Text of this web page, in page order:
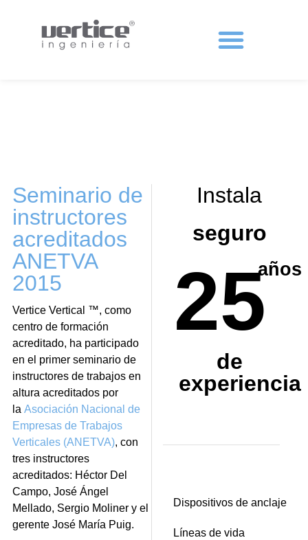
Seminario de
instructores
acreditados
ANETVA
2015
Vertice Vertical ™, como
centro de formación
acreditado, ha participado
en el primer seminario de
instructores de trabajos en
altura acreditados por
la Asociación Nacional de
Empresas de Trabajos
Verticales (ANETVA), con
tres instructores
acreditados: Héctor Del
Campo, José Ángel
Mellado, Sergio Moliner y el
gerente JoséMaría Puig.
Instala
seguro
25años
de
experiencia
Dispositivos de anclaje
Líneas de vida